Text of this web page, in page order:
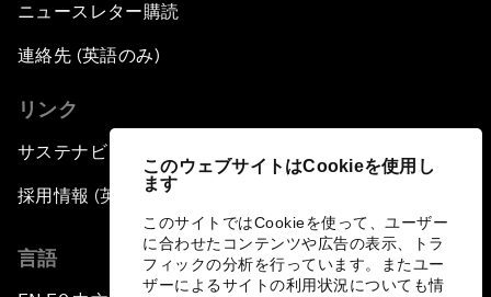
このウェブサイトはCookieを使用し
ます
このサイトではCookieを使って、ユーザー
に合わせたコンテンツや広告の表示、トラ
フィックの分析を行っています。またユー
ザーによるサイトの利用状況についても情
ニュースレター購読
連絡先 (英語のみ)
リンク
サステナビリティへの取り組み
採用情報 (英語のみ)
言語